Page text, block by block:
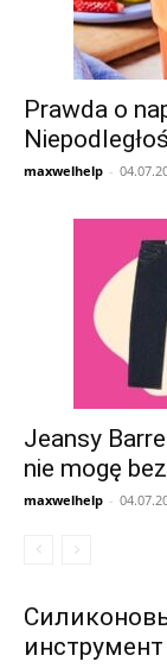
Prawda o
maxwelhelp -
Jeansy
nie mogę
maxwelhelp -